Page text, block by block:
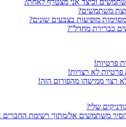
משתמשים?
מופיעות בצבעים שונים?
כברירת מחדל”?
פרטיות!
לא רצויות!
רצוי ממישהו מהפורום הזה!
שלי?
משתמשים אל/מתוך רשימת החברים